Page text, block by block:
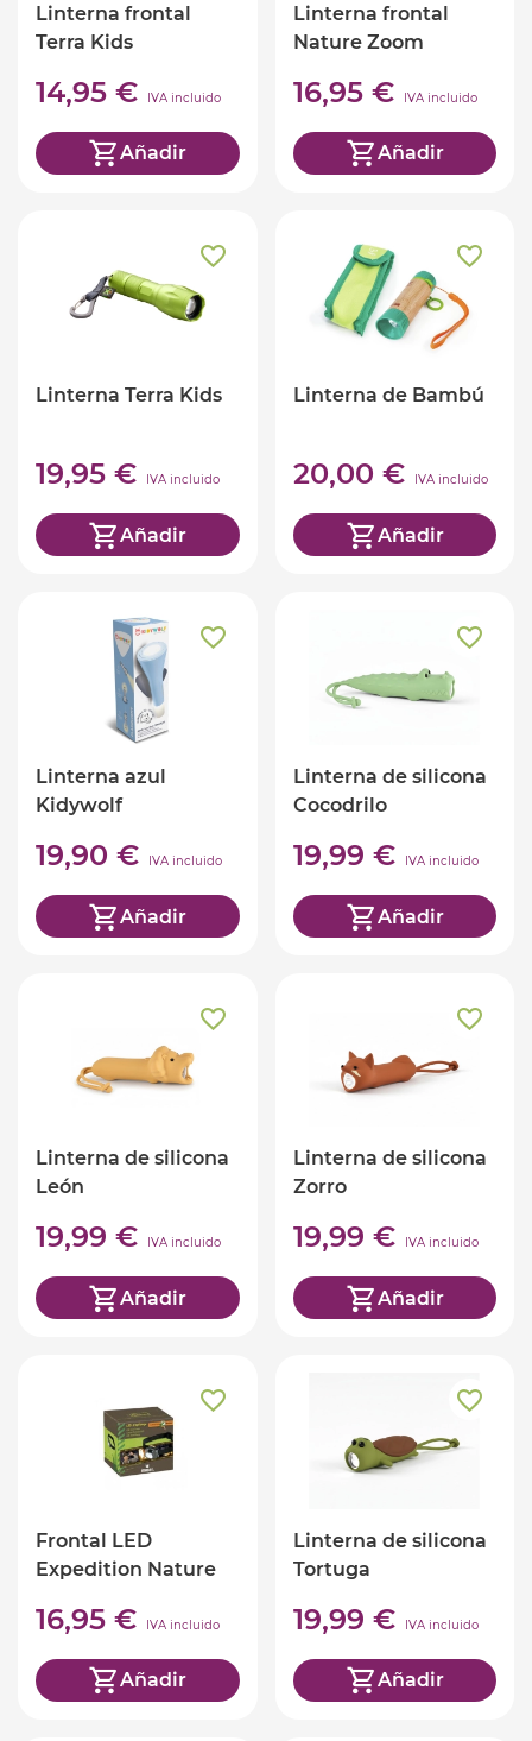
Linterna frontal
Terra Kids
14,95 € IVA incluido
Añadir
Linterna frontal
Nature Zoom
16,95 € IVA incluido
Añadir
Linterna Terra Kids
19,95 € IVA incluido
Añadir
Linterna de Bambú
20,00 € IVA incluido
Añadir
Linterna azul
Kidywolf
19,90 € IVA incluido
Añadir
Linterna de silicona
Cocodrilo
19,99 € IVA incluido
Añadir
Linterna de silicona
León
19,99 € IVA incluido
Añadir
Linterna de silicona
Zorro
19,99 € IVA incluido
Añadir
Frontal LED
Expedition Nature
16,95 € IVA incluido
Añadir
Linterna de silicona
Tortuga
19,99 € IVA incluido
Añadir